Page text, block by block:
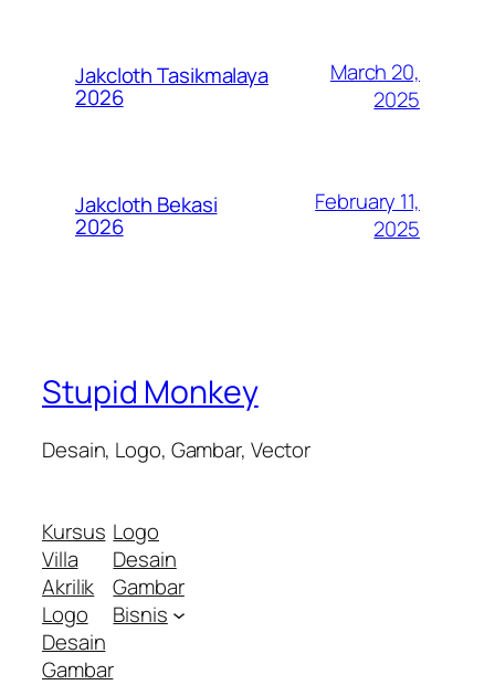
Jakcloth Tasikmalaya
2026
March 20,
2025
Jakcloth Bekasi
2026
February 11,
2025
Stupid Monkey
Desain, Logo, Gambar, Vector
Kursus
Villa
Akrilik
Logo
Desain
Gambar
Logo
Desain
Gambar
Bisnis